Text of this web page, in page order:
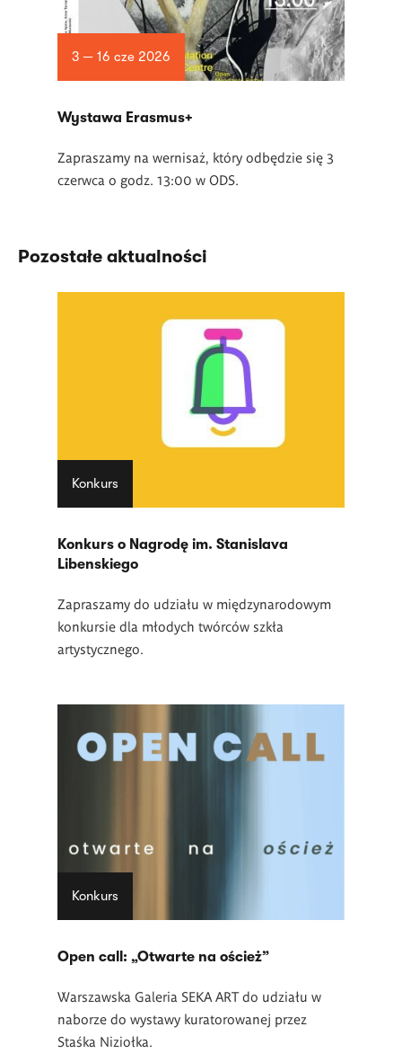
3 — 16 cze 2026
Wystawa Erasmus+
Zapraszamy na wernisaż, który odbędzie się 3
czerwca o godz. 13:00 w ODS.
Pozostałe aktualności
Konkurs
Konkurs o Nagrodę im. Stanislava
Libenskiego
Zapraszamy do udziału w międzynarodowym
konkursie dla młodych twórców szkła
artystycznego.
Konkurs
Open call: „Otwarte na oścież”
Warszawska Galeria SEKA ART do udziału w
naborze do wystawy kuratorowanej przez
Staśka Niziołka.